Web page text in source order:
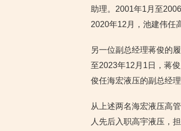
助理。2001年1月至
2020年12月，池建伟任
另一位副总经理蒋俊的
至2023年12月1日，蒋
俊任海宏液压的副总经理
从上述两名海宏液压高
人先后入职高宇液压，